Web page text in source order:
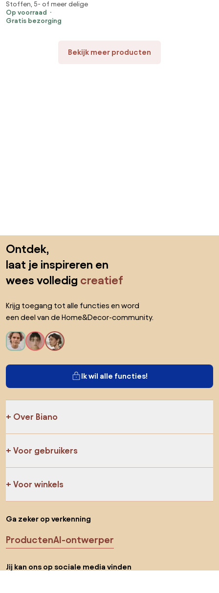
panelen 250x200 cm stof
zwart
Stoffen, 5- of meer delige
Op voorraad
Gratis bezorging
Bekijk meer producten
Ontdek,
laat je inspireren en
wees volledig creatief
Krijg toegang tot alle functies en word
een deel van de Home&Decor-community.
Ik wil alle functies!
Over Biano
Voor gebruikers
Voor winkels
Ga zeker op verkenning
ProductenAI-ontwerper
Jij kan ons op sociale media vinden